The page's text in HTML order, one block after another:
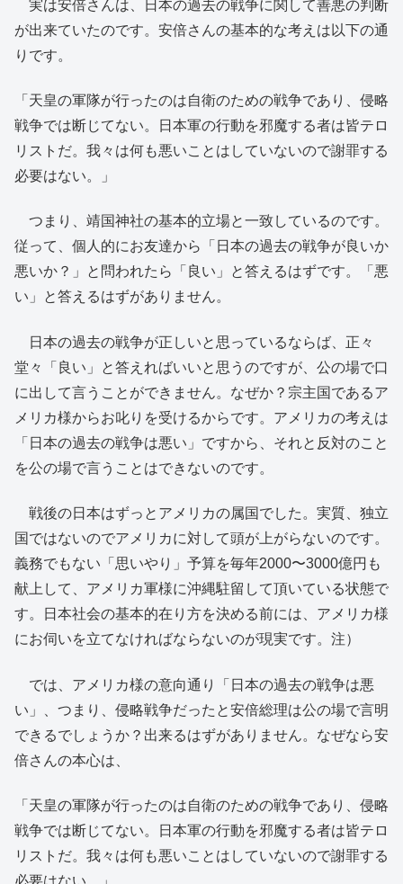
実は安倍さんは、日本の過去の戦争に関して善悪の判断
が出来ていたのです。安倍さんの基本的な考えは以下の通
りです。
「天皇の軍隊が行ったのは自衛のための戦争であり、侵略
戦争では断じてない。日本軍の行動を邪魔する者は皆テロ
リストだ。我々は何も悪いことはしていないので謝罪する
必要はない。」
つまり、靖国神社の基本的立場と一致しているのです。
従って、個人的にお友達から「日本の過去の戦争が良いか
悪いか？」と問われたら「良い」と答えるはずです。「悪
い」と答えるはずがありません。
日本の過去の戦争が正しいと思っているならば、正々
堂々「良い」と答えればいいと思うのですが、公の場で口
に出して言うことができません。なぜか？宗主国であるア
メリカ様からお叱りを受けるからです。アメリカの考えは
「日本の過去の戦争は悪い」ですから、それと反対のこと
を公の場で言うことはできないのです。
戦後の日本はずっとアメリカの属国でした。実質、独立
国ではないのでアメリカに対して頭が上がらないのです。
義務でもない「思いやり」予算を毎年2000〜3000億円も
献上して、アメリカ軍様に沖縄駐留して頂いている状態で
す。日本社会の基本的在り方を決める前には、アメリカ様
にお伺いを立てなければならないのが現実です。注）
では、アメリカ様の意向通り「日本の過去の戦争は悪
い」、つまり、侵略戦争だったと安倍総理は公の場で言明
できるでしょうか？出来るはずがありません。なぜなら安
倍さんの本心は、
「天皇の軍隊が行ったのは自衛のための戦争であり、侵略
戦争では断じてない。日本軍の行動を邪魔する者は皆テロ
リストだ。我々は何も悪いことはしていないので謝罪する
必要はない。」